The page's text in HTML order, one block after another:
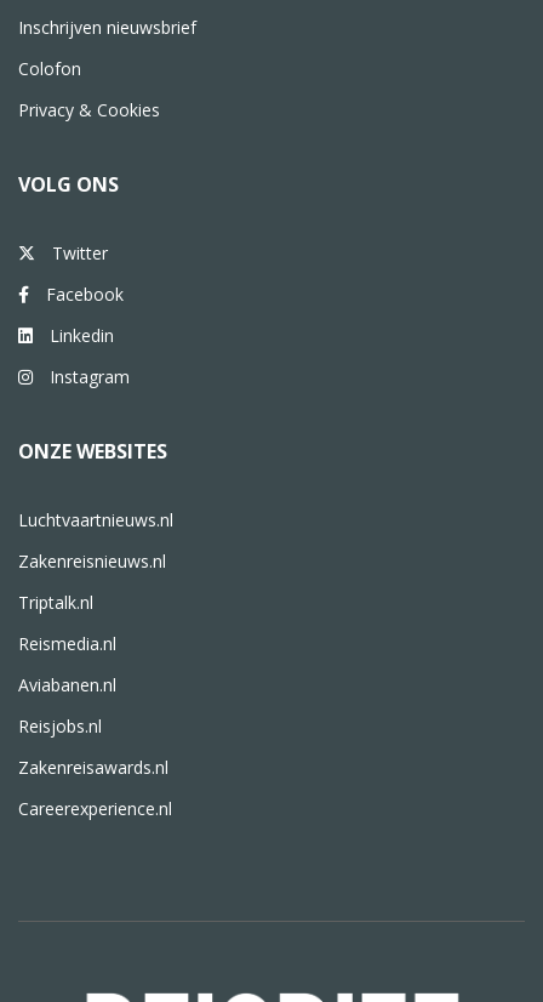
Inschrijven nieuwsbrief
Colofon
Privacy & Cookies
VOLG ONS
Twitter
Facebook
Linkedin
Instagram
ONZE WEBSITES
Luchtvaartnieuws.nl
Zakenreisnieuws.nl
Triptalk.nl
Reismedia.nl
Aviabanen.nl
Reisjobs.nl
Zakenreisawards.nl
Careerexperience.nl